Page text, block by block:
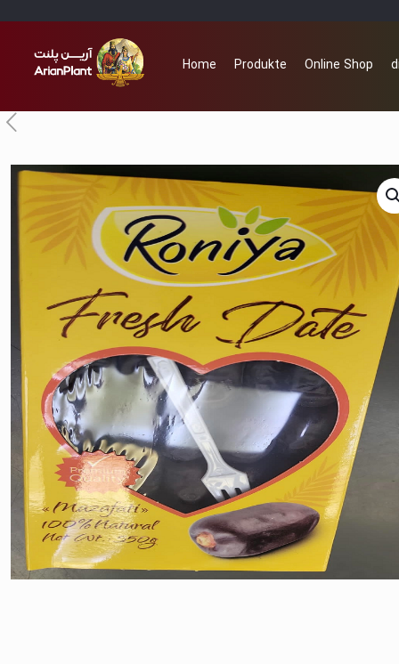
Home Produkte Online Shop